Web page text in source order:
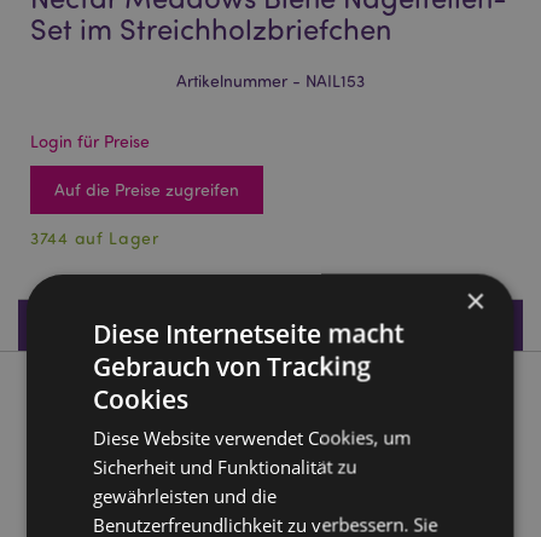
Set im Streichholzbriefchen
Artikelnummer - NAIL153
Login für Preise
Auf die Preise zugreifen
3744 auf Lager
Produktdaten
Produktbeschreibung
Nectar Meadows Biene Nagelfeilen-Set im
Material:EVA-Kunststoff, Polypropylen und Papier
×
Diese Internetseite macht
Gebrauch von Tracking
Cookies
Diese Website verwendet Cookies, um
Sicherheit und Funktionalität zu
gewährleisten und die
Benutzerfreundlichkeit zu verbessern. Sie